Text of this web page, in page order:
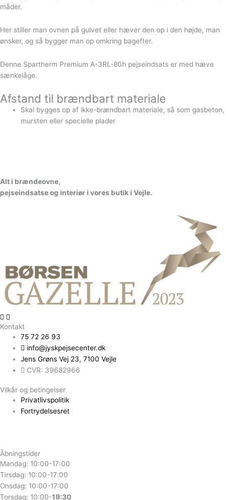
måder.
Her stiller man ovnen på gulvet eller hæver den op i den højde, man
ønsker, og så bygger man op omkring bagefter.
Denne Spartherm Premium A-3RL-80h pejseindsats er med hæve
sænkelåge.
Afstand til brændbart materiale
Skal bygges op af ikke-brændbart materiale, så som gasbeton,
mursten eller specielle plader
Alt i brændeovne,
pejseindsatseog interiør i vores butik i Vejle.
Kontakt
75 72 26 93
info@jyskpejsecenter.dk
Jens Grøns Vej 23, 7100 Vejle
CVR: 39682966
Vilkår og betingelser
Privatlivspolitik
Fortrydelsesret
Åbningstider
Mandag: 10:00-17:00
Tirsdag: 10:00-17:00
Onsdag: 10:00-17:00
Torsdag: 10:00-19:30